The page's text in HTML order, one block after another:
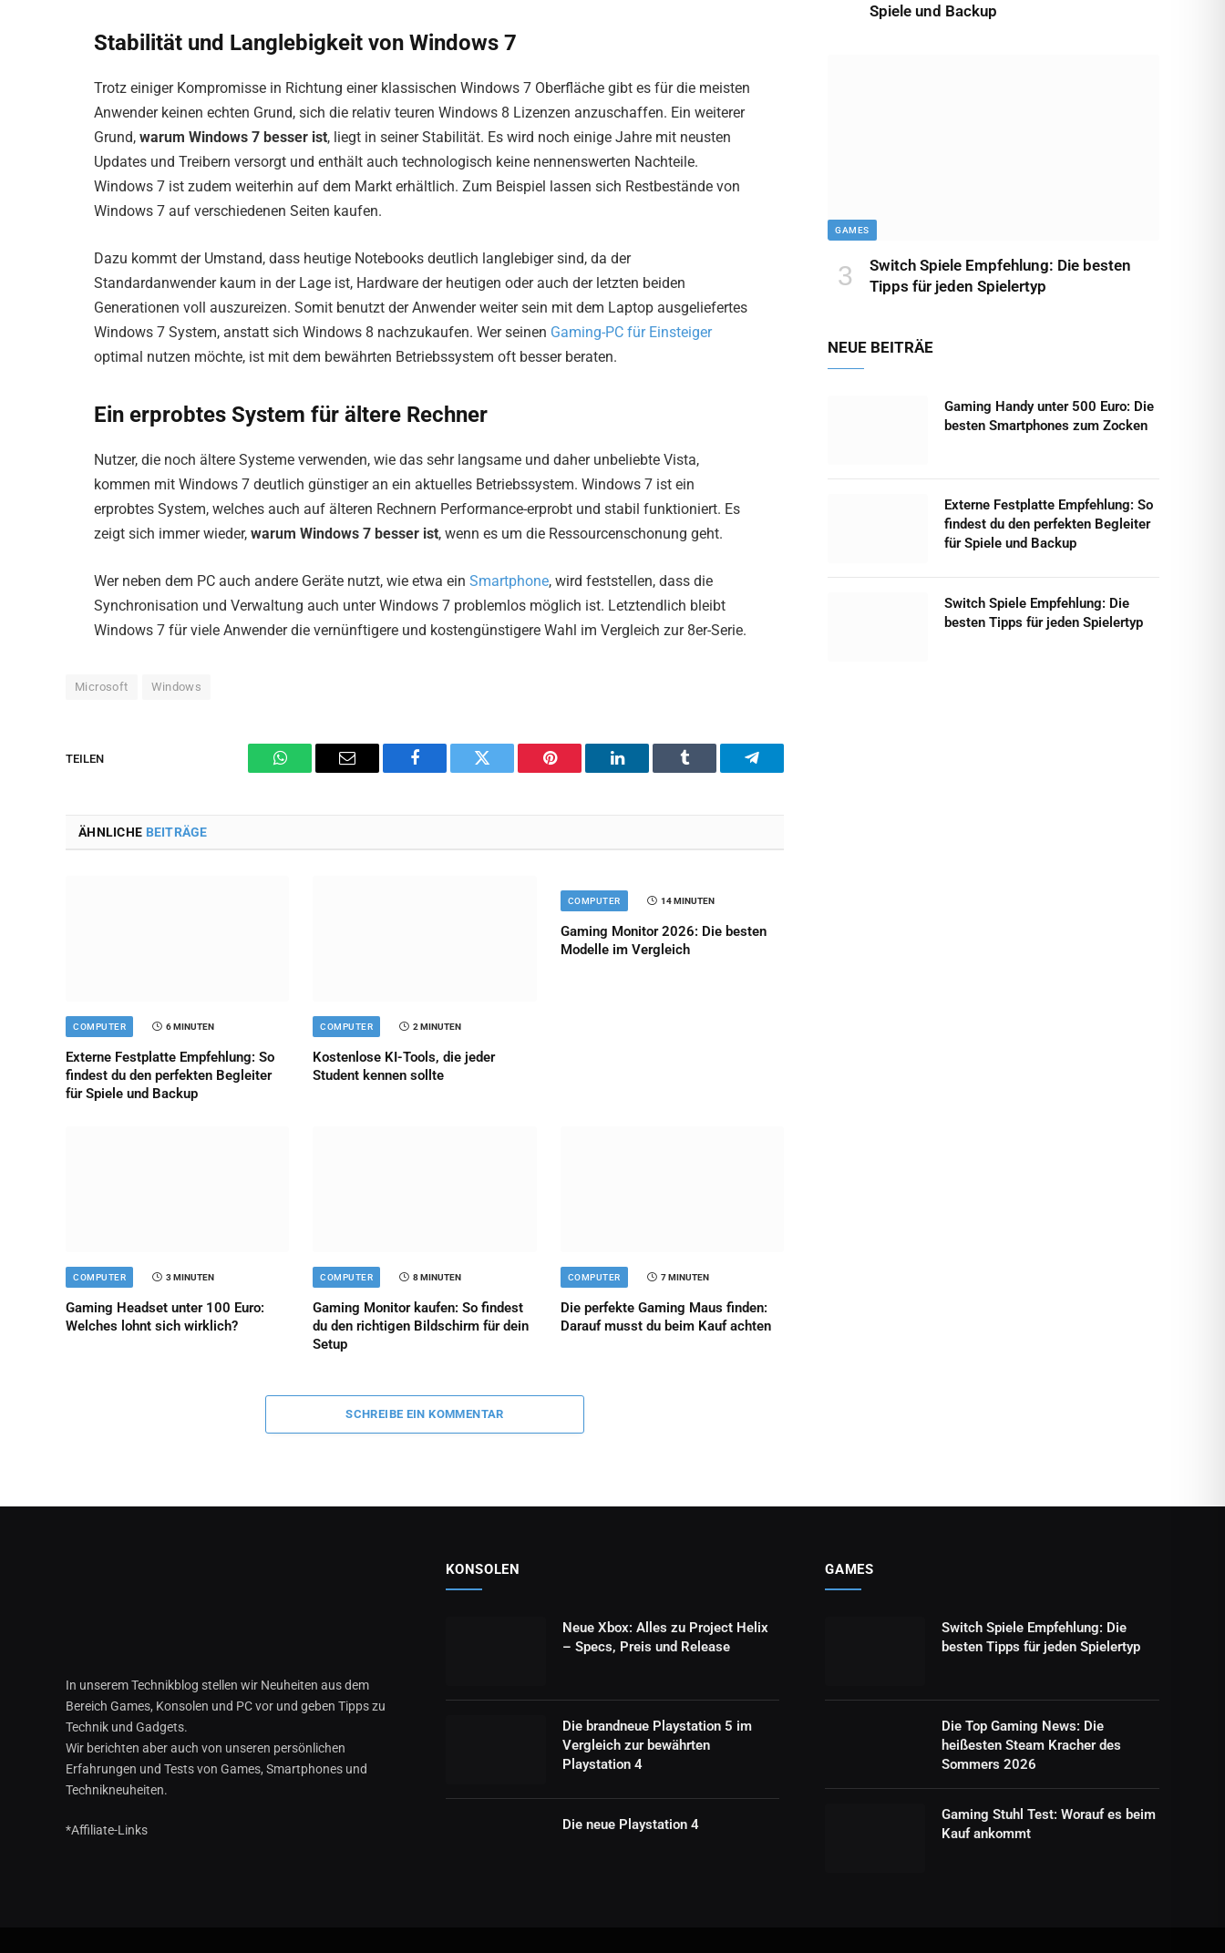
Stabilität und Langlebigkeit von Windows 7
Trotz einiger Kompromisse in Richtung einer klassischen Windows 7 Oberfläche gibt es für die meisten
Anwender keinen echten Grund, sich die relativ teuren Windows 8 Lizenzen anzuschaffen. Ein weiterer
Grund, warum Windows 7 besser ist, liegt in seiner Stabilität. Es wird noch einige Jahre mit neusten
Updates und Treibern versorgt und enthält auch technologisch keine nennenswerten Nachteile.
Windows 7 ist zudem weiterhin auf dem Markt erhältlich. Zum Beispiel lassen sich Restbestände von
Windows 7 auf verschiedenen Seiten kaufen.
Dazu kommt der Umstand, dass heutige Notebooks deutlich langlebiger sind, da der
Standardanwender kaum in der Lage ist, Hardware der heutigen oder auch der letzten beiden
Generationen voll auszureizen. Somit benutzt der Anwender weiter sein mit dem Laptop ausgeliefertes
Windows 7 System, anstatt sich Windows 8 nachzukaufen. Wer seinen Gaming-PC für Einsteiger
optimal nutzen möchte, ist mit dem bewährten Betriebssystem oft besser beraten.
Ein erprobtes System für ältere Rechner
Nutzer, die noch ältere Systeme verwenden, wie das sehr langsame und daher unbeliebte Vista,
kommen mit Windows 7 deutlich günstiger an ein aktuelles Betriebssystem. Windows 7 ist ein
erprobtes System, welches auch auf älteren Rechnern Performance-erprobt und stabil funktioniert. Es
zeigt sich immer wieder, warum Windows 7 besser ist, wenn es um die Ressourcenschonung geht.
Wer neben dem PC auch andere Geräte nutzt, wie etwa ein Smartphone, wird feststellen, dass die
Synchronisation und Verwaltung auch unter Windows 7 problemlos möglich ist. Letztendlich bleibt
Windows 7 für viele Anwender die vernünftigere und kostengünstigere Wahl im Vergleich zur 8er-Serie.
Microsoft Windows
TEILEN
WhatsAppEmail Facebook Twitter Pinterest LinkedIn Tumblr Telegram
ÄHNLICHE BEITRÄGE
COMPUTER 6 MINUTEN
Externe Festplatte Empfehlung: So
findest du den perfekten Begleiter
für Spiele und Backup
COMPUTER 2 MINUTEN
Kostenlose KI-Tools, die jeder
Student kennen sollte
COMPUTER 14 MINUTEN
Gaming Monitor 2026: Die besten
Modelle im Vergleich
COMPUTER 3 MINUTEN
Gaming Headset unter 100 Euro:
Welches lohnt sich wirklich?
COMPUTER 8 MINUTEN
Gaming Monitor kaufen: So findest
du den richtigen Bildschirm für dein
Setup
COMPUTER 7 MINUTEN
Die perfekte Gaming Maus finden:
Darauf musst du beim Kauf achten
SCHREIBE EIN KOMMENTAR
Spiele und Backup
GAMES
Switch Spiele Empfehlung: Die besten
Tipps für jeden Spielertyp
NEUE BEITRÄE
Gaming Handy unter 500 Euro: Die
besten Smartphones zum Zocken
Externe Festplatte Empfehlung: So
findest du den perfekten Begleiter
für Spiele und Backup
Switch Spiele Empfehlung: Die
besten Tipps für jeden Spielertyp
In unserem Technikblog stellen wir Neuheiten aus dem
Bereich Games, Konsolen und PC vor und geben Tipps zu
Technik und Gadgets.
Wir berichten aber auch von unseren persönlichen
Erfahrungen und Tests von Games, Smartphones und
Technikneuheiten.
*Affiliate-Links
KONSOLEN
Neue Xbox: Alles zu Project Helix
– Specs, Preis und Release
Die brandneue Playstation 5 im
Vergleich zur bewährten
Playstation 4
Die neue Playstation 4
GAMES
Switch Spiele Empfehlung: Die
besten Tipps für jeden Spielertyp
Die Top Gaming News: Die
heißesten Steam Kracher des
Sommers 2026
Gaming Stuhl Test: Worauf es beim
Kauf ankommt